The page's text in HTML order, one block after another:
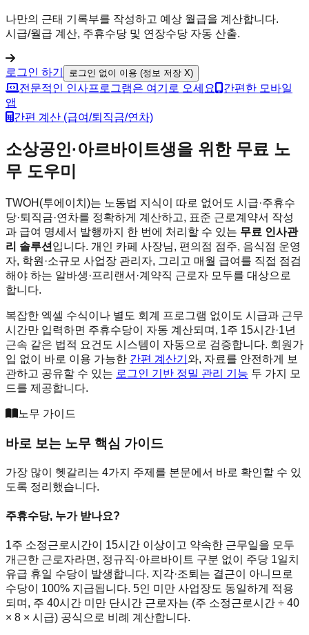
나만의 근태 기록부를 작성하고 예상 월급을 계산합니다.
시급/월급 계산, 주휴수당 및 연장수당 자동 산출.
로그인 하기 로그인 없이 이용 (정보 저장 X)
전문적인 인사프로그램은 여기로 오세요
간편한 모바일
앱
간편 계산 (급여/퇴직금/연차)
소상공인·아르바이트생을 위한 무료 노
무 도우미
TWOH(투에이치)는 노동법 지식이 따로 없어도 시급·주휴수
당·퇴직금·연차를 정확하게 계산하고, 표준 근로계약서 작성
과 급여 명세서 발행까지 한 번에 처리할 수 있는 무료 인사관
리 솔루션 입니다. 개인 카페 사장님, 편의점 점주, 음식점 운영
자, 학원·소규모 사업장 관리자, 그리고 매월 급여를 직접 점검
해야 하는 알바생·프리랜서·계약직 근로자 모두를 대상으로
합니다.
복잡한 엑셀 수식이나 별도 회계 프로그램 없이도 시급과 근무
시간만 입력하면 주휴수당이 자동 계산되며, 1주 15시간·1년
근속 같은 법적 요건도 시스템이 자동으로 검증합니다. 회원가
입 없이 바로 이용 가능한 간편 계산기 와, 자료를 안전하게 보
관하고 공유할 수 있는 로그인 기반 정밀 관리 기능 두 가지 모
드를 제공합니다.
노무 가이드
바로 보는 노무 핵심 가이드
가장 많이 헷갈리는 4가지 주제를 본문에서 바로 확인할 수 있
도록 정리했습니다.
주휴수당, 누가 받나요?
1주 소정근로시간이 15시간 이상이고 약속한 근무일을 모두
개근한 근로자라면, 정규직·아르바이트 구분 없이 주당 1일치
유급 휴일 수당이 발생합니다. 지각·조퇴는 결근이 아니므로
수당이 100% 지급됩니다. 5인 미만 사업장도 동일하게 적용
되며, 주 40시간 미만 단시간 근로자는 (주 소정근로시간 ÷ 40
× 8 × 시급) 공식으로 비례 계산합니다.